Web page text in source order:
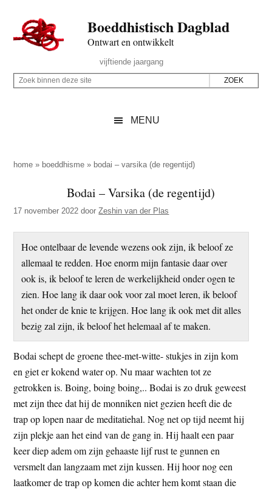
naar
de
inhoud
secondary
naar
de
sidebar
naar
de
Boeddhistisch Dagblad
Ontwart en ontwikkelt
Rechts
vijftiende jaargang
Z
p
z
e
Z
i
e
MENU
home » boeddhisme » bodai – varsika (de regentijd)
Bodai – Varsika (de regentijd)
17 november 2022 doorZeshin van der Plas
Hoe ontelbaar de levende wezens ook zijn, ik beloof ze
allemaal te redden. Hoe enorm mijn fantasie daar over
ook is, ik beloof te leren de werkelijkheid onder ogen te
zien. Hoe lang ik daar ook voor zal moet leren, ik beloof
het onder de knie te krijgen. Hoe lang ik ook met dit alles
bezig zal zijn, ik beloof het helemaal af te maken.
Bodai schept de groene thee-met-witte- stukjes in zijn kom
en giet er kokend water op. Nu maar wachten tot ze
getrokken is. Boing, boing boing,.. Bodai is zo druk geweest
met zijn thee dat hij de monniken niet gezien heeft die de
trap op lopen naar de meditatiehal. Nog net op tijd neemt hij
zijn plekje aan het eind van de gang in. Hij haalt een paar
keer diep adem om zijn gehaaste lijf rust te gunnen en
versmelt dan langzaam met zijn kussen. Hij hoor nog een
laatkomer de trap op komen die achter hem komt staan die